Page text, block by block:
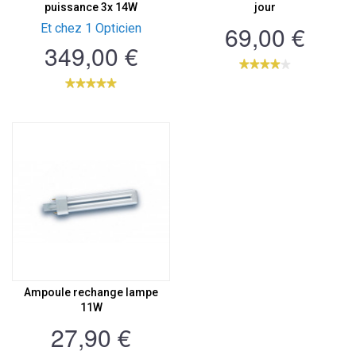
puissance 3x 14W
Et chez 1 Opticien
349,00 €
jour
69,00 €
Ampoule rechange lampe
11W
27,90 €